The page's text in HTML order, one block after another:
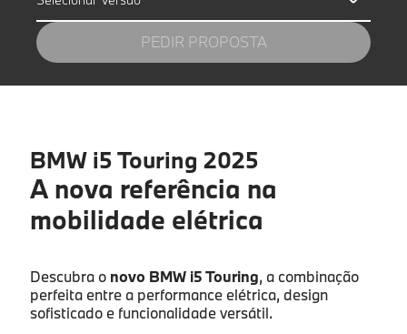
PEDIR PROPOSTA
Nome próprio *
BMW i5 Touring 2025
A nova referência na
mobilidade elétrica
Descubra onovo BMW i5 Touring, a combinação
perfeita entre a performance elétrica, design
sofisticado e funcionalidade versátil.